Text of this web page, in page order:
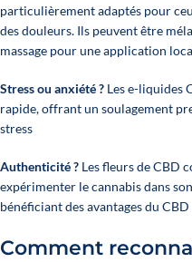
particulièrement adaptés pour
des douleurs. Ils peuvent être
massage pour une application
Stress ou anxiété ? Les e-liquides
rapide, offrant un soulagement
stress
Authenticité ? Les fleurs de CBD
expérimenter le cannabis dans
bénéficiant des avantages du
Comment